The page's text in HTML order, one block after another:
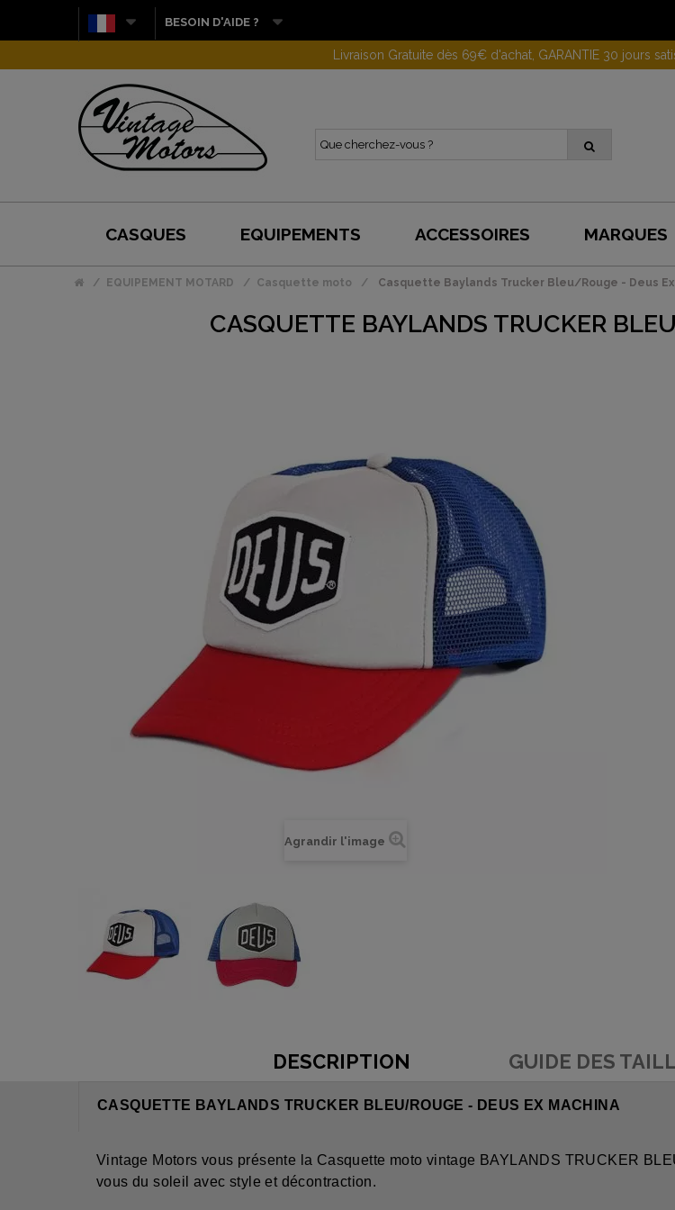
BESOIN D'AIDE ?
Gagnez 10 euros en parrainant un
CASQUES EQUIPEMENTS ACCESSOIRES MARQUES
EQUIPEMENT MOTARD Casquette moto Casquette Baylands Trucker Bleu/Rouge - Deus Ex
CASQUETTE BAYLANDS TRUCKER
Agrandir l'image
DESCRIPTION GUIDE DES
CASQUETTE BAYLANDS TRUCKER BLEU/ROUGE - DEUS EX MACHINA
Vintage Motors vous présente la Casquette moto vintage BAYLANDS TRUCKER
vous du soleil avec style et décontraction.